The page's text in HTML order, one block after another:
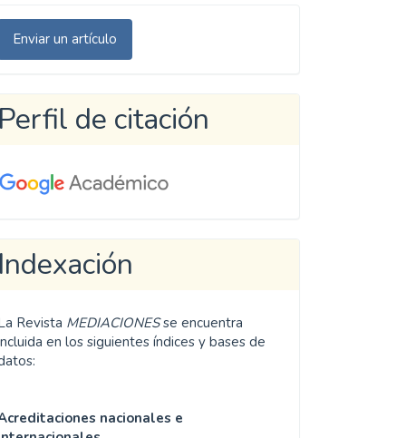
Enviar un artículo
de citación
Revista MEDIACIONESse encuentra
en los siguientes índices y bases de
nacionales e